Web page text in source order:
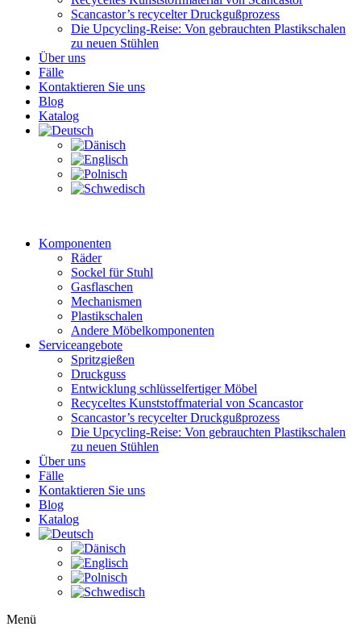
Scancastor’s recycelter Druckgußprozess
Die Upcycling-Reise: Von gebrauchten Plastikschalen
zu neuen Stühlen
Über uns
Fälle
Kontaktieren Sie uns
Blog
Katalog
Komponenten
Räder
Sockel für Stuhl
Gasflaschen
Mechanismen
Plastikschalen
Andere Möbelkomponenten
Serviceangebote
Spritzgießen
Druckguss
Entwicklung schlüsselfertiger Möbel
Recyceltes Kunststoffmaterial von Scancastor
Scancastor’s recycelter Druckgußprozess
Die Upcycling-Reise: Von gebrauchten Plastikschalen
zu neuen Stühlen
Über uns
Fälle
Kontaktieren Sie uns
Blog
Katalog
Menü